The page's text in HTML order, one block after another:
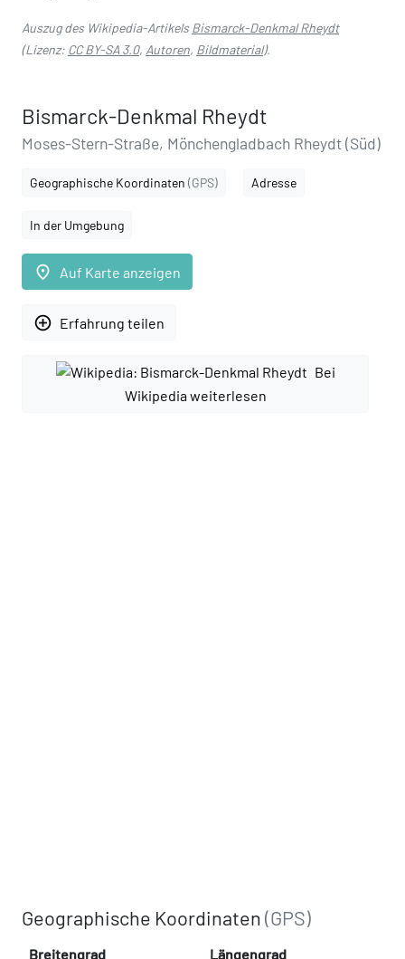
Auszug des Wikipedia-ArtikelsBismarck-Denkmal Rheydt
(Lizenz: CC BY-SA 3.0, Autoren, Bildmaterial).
Bismarck-Denkmal Rheydt
Moses-Stern-Straße, Mönchengladbach Rheydt (Süd)
Geographische Koordinaten (GPS) Adresse
In der Umgebung
place Auf Karte anzeigen
add_circle_outline Erfahrung teilen
Bei
Wikipedia weiterlesen
Geographische Koordinaten(GPS)
Breitengrad Längengrad